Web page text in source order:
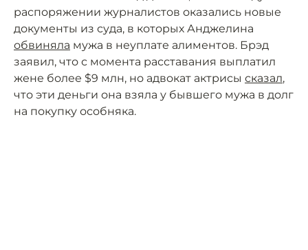
распоряжении журналистов оказались новые
документы из суда, в которых Анджелина
обвиняла мужа в неуплате алиментов. Брэд
заявил, что с момента расставания выплатил
жене более $9 млн, но адвокат актрисы сказал,
что эти деньги она взяла у бывшего мужа в долг
на покупку особняка.